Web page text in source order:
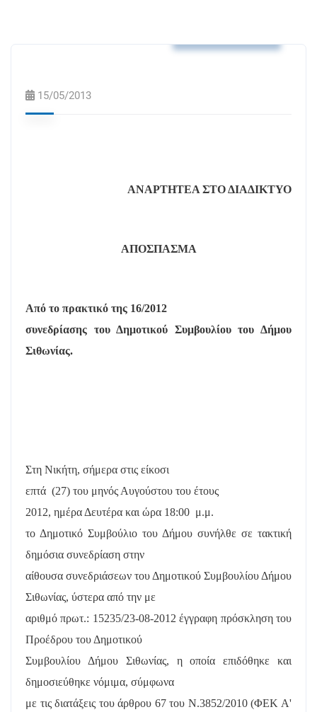
15/05/2013
ΑΝΑΡΤΗΤΕΑ ΣΤΟ ΔΙΑΔΙΚΤΥΟ
ΑΠΟΣΠΑΣΜΑ
Από το πρακτικό της 16/2012
συνεδρίασης του Δημοτικού Συμβουλίου του Δήμου
Σιθωνίας.
Στη Νικήτη, σήμερα στις είκοσι
επτά (27) του μηνός Αυγούστου του έτους
2012, ημέρα Δευτέρα και ώρα 18:00 μ.μ.
το Δημοτικό Συμβούλιο του Δήμου συνήλθε σε τακτική
δημόσια συνεδρίαση στην
αίθουσα συνεδριάσεων του Δημοτικού Συμβουλίου Δήμου
Σιθωνίας, ύστερα από την με
αριθμό πρωτ.: 15235/23-08-2012 έγγραφη πρόσκληση του
Προέδρου του Δημοτικού
Συμβουλίου Δήμου Σιθωνίας, η οποία επιδόθηκε και
δημοσιεύθηκε νόμιμα, σύμφωνα
με τις διατάξεις του άρθρου 67 του Ν.3852/2010 (ΦΕΚ Α'